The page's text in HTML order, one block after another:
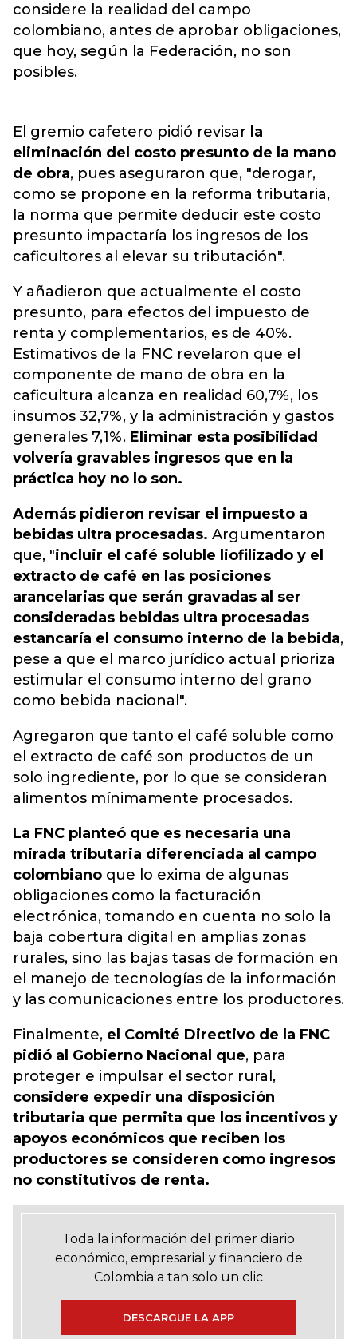
considere la realidad del campo
colombiano, antes de aprobar obligaciones,
que hoy, según la Federación, no son
posibles.
El gremio cafetero pidió revisar la
eliminación del costo presunto de la mano
de obra, pues aseguraron que, "derogar,
como se propone en la reforma tributaria,
la norma que permite deducir este costo
presunto impactaría los ingresos de los
caficultores al elevar su tributación".
Y añadieron que actualmente el costo
presunto, para efectos del impuesto de
renta y complementarios, es de 40%.
Estimativos de la FNC revelaron que el
componente de mano de obra en la
caficultura alcanza en realidad 60,7%, los
insumos 32,7%, y la administración y gastos
generales 7,1%. Eliminar esta posibilidad
volvería gravables ingresos que en la
práctica hoy no lo son.
Además pidieron revisar el impuesto a
bebidas ultra procesadas. Argumentaron
que, "incluir el café soluble liofilizado y el
extracto de café en las posiciones
arancelarias que serán gravadas al ser
consideradas bebidas ultra procesadas
estancaría el consumo interno de la bebida,
pese a que el marco jurídico actual prioriza
estimular el consumo interno del grano
como bebida nacional".
Agregaron que tanto el café soluble como
el extracto de café son productos de un
solo ingrediente, por lo que se consideran
alimentos mínimamente procesados.
La FNC planteó que es necesaria una
mirada tributaria diferenciada al campo
colombiano que lo exima de algunas
obligaciones como la facturación
electrónica, tomando en cuenta no solo la
baja cobertura digital en amplias zonas
rurales, sino las bajas tasas de formación en
el manejo de tecnologías de la información
y las comunicaciones entre los productores.
Finalmente, el Comité Directivo de la FNC
pidió al Gobierno Nacional que, para
proteger e impulsar el sector rural,
considere expedir una disposición
tributaria que permita que los incentivos y
apoyos económicos que reciben los
productores se consideren como ingresos
no constitutivos de renta.
Toda la información del primer diario
económico, empresarial y financiero de
Colombia a tan solo un clic
DESCARGUE LA APP